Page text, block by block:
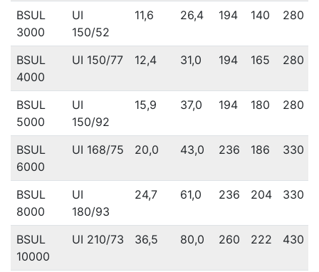
BSUL
3000
UI
150/52
11,6 26,4 194 140 280
BSUL
4000
UI 150/77 12,4 31,0 194 165 280
BSUL
5000
UI
150/92
15,9 37,0 194 180 280
BSUL
6000
UI 168/75 20,0 43,0 236 186 330
BSUL
8000
UI
180/93
24,7 61,0 236 204 330
BSUL
10000
UI 210/73 36,5 80,0 260 222 430